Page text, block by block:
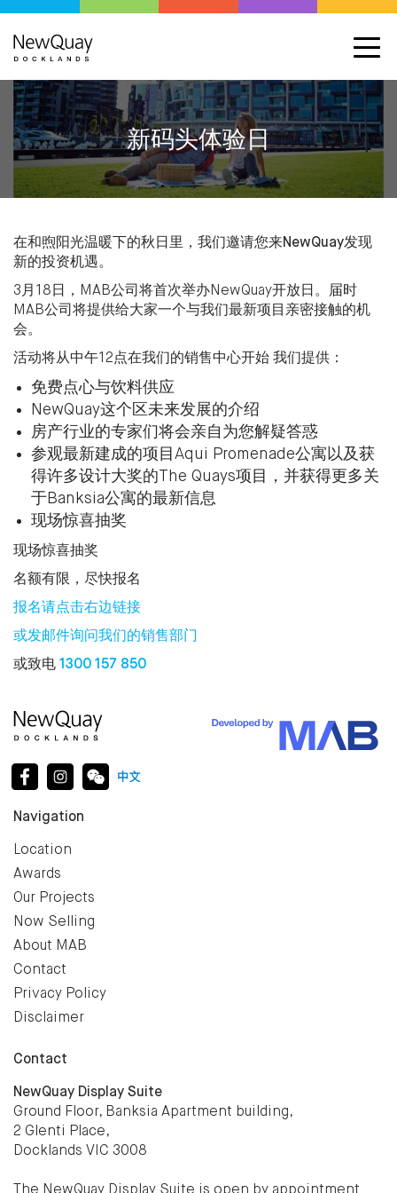
新码头体验日
在和煦阳光温暖下的秋日里，我们邀请您来NewQuay发现
新的投资机遇。
3月18日，MAB公司将首次举办NewQuay开放日。届时
MAB公司将提供给大家一个与我们最新项目亲密接触的机
会。
活动将从中午12点在我们的销售中心开始 我们提供：
免费点心与饮料供应
NewQuay这个区未来发展的介绍
房产行业的专家们将会亲自为您解疑答惑
参观最新建成的项目Aqui Promenade公寓以及获
得许多设计大奖的The Quays项目，并获得更多关
于Banksia公寓的最新信息
现场惊喜抽奖
现场惊喜抽奖
名额有限，尽快报名
报名请点击右边链接
或发邮件询问我们的销售部门
或致电 1300 157 850
Navigation
Location
Awards
Our Projects
Now Selling
About MAB
Contact
Privacy Policy
Disclaimer
Contact
NewQuay Display Suite
Ground Floor, Banksia Apartment building,
2 Glenti Place,
Docklands VIC 3008
The NewQuay Display Suite is open by appointment